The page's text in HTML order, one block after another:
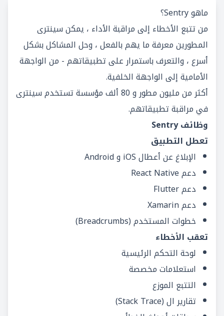
ماهو Sentry؟
من تتبع الأخطاء إلى مراقبة الأداء ، يمكن سينترى
المطورين معرفة ما يهم بالفعل ، وحل المشاكل بشكل
أسرع ، والتعرف باستمرار على تطبيقاتهم - من الواجهة
الأمامية إلى الواجهة الخلفية.
أكثر من مليون مطور و 80 ألف مؤسسة تستخدم سينترى
في مراقبة تطبيقاتهم.
وظائف Sentry
تعطل التطبيق
الإبلاغ عن أعطال iOS و Android
دعم React Native
دعم Flutter
دعم Xamarin
خطوات المستخدم (Breadcrumbs)
تعقب الأخطاء
لوحة التحكم الرئيسية
استعلامات مخصصة
التتبع الموزع
تقارير ال (Stack Trace)